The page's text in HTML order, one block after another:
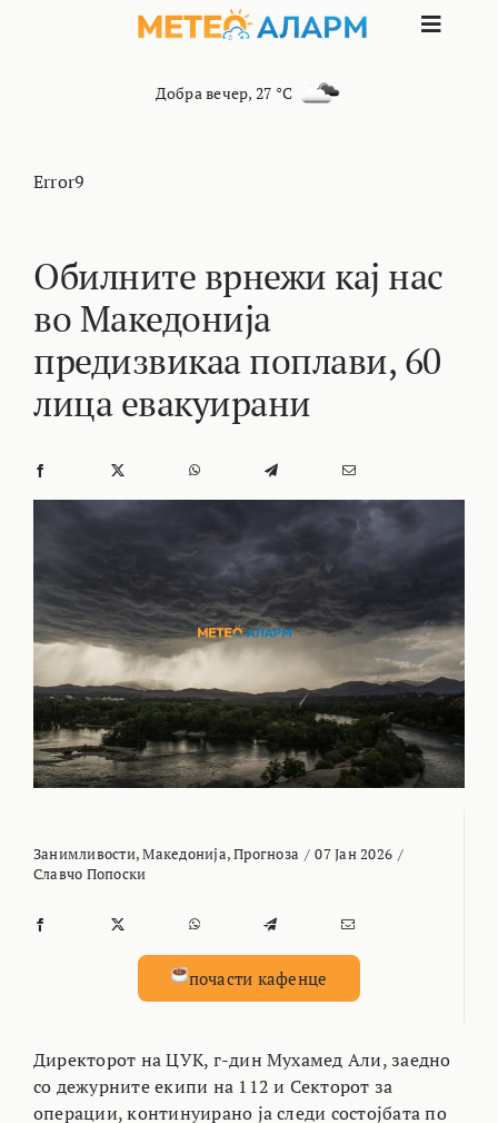
Toggle
ИНТЕРЕСНО
КОНТАКТ
Добра вечер, 27 °C
Error9
Обилните врнежи кај нас
во Македонија
предизвикаа поплави, 60
лица евакуирани
Занимливости,Македонија,Прогноза / 07 Јан 2026 /
Славчо Попоски
почасти кафенце
Директорот на ЦУК, г-дин Мухамед Али, заедно
со дежурните екипи на 112 и Секторот за
операции, континуирано ја следи состојбата по